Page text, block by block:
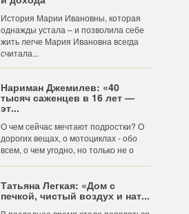
История Марии Ивановны, которая
однажды устала – и позволила себе
жить легче Мария Ивановна всегда
считала...
Нариман Джемилев: «40
тысяч саженцев в 16 лет —
эт...
О чем сейчас мечтают подростки? О
дорогих вещах, о мотоциклах - обо
всем, о чем угодно, но только не о
Татьяна Легкая: «Дом с
печкой, чистый воздух и нат...